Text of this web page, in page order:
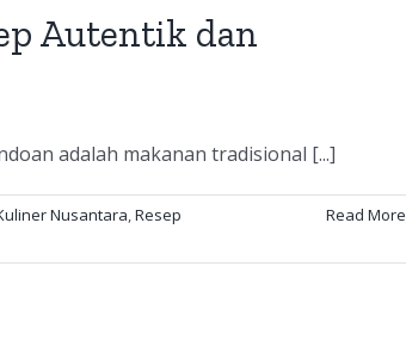
Autentik dan
adalah makanan tradisional [...]
Nusantara,Resep
Read More